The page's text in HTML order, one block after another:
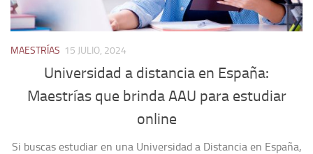
MAESTRÍAS 15 JULIO, 2024
Universidad a distancia en España:
Maestrías que brinda AAU para estudiar
online
Si buscas estudiar en una Universidad a Distancia en España,